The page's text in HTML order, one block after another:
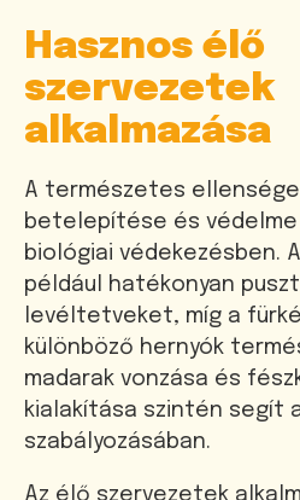
Hasznos élő
szervezetek
alkalmazása
A természetes
betelepítése és
biológiai védekezésben.
például hatékonyan
levéltetveket, míg a
különböző hernyók
madarak vonzása és
kialakítása szintén segít
szabályozásában.
Az élő szervezetek